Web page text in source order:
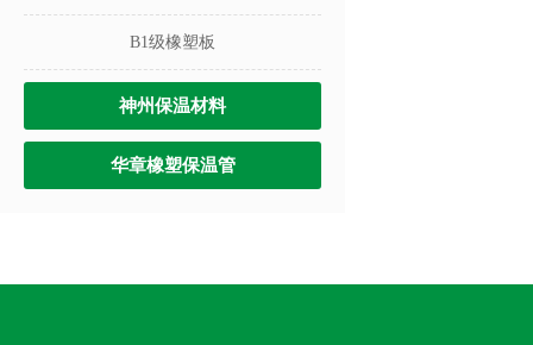
B1级橡塑板
神州保温材料
华章橡塑保温管